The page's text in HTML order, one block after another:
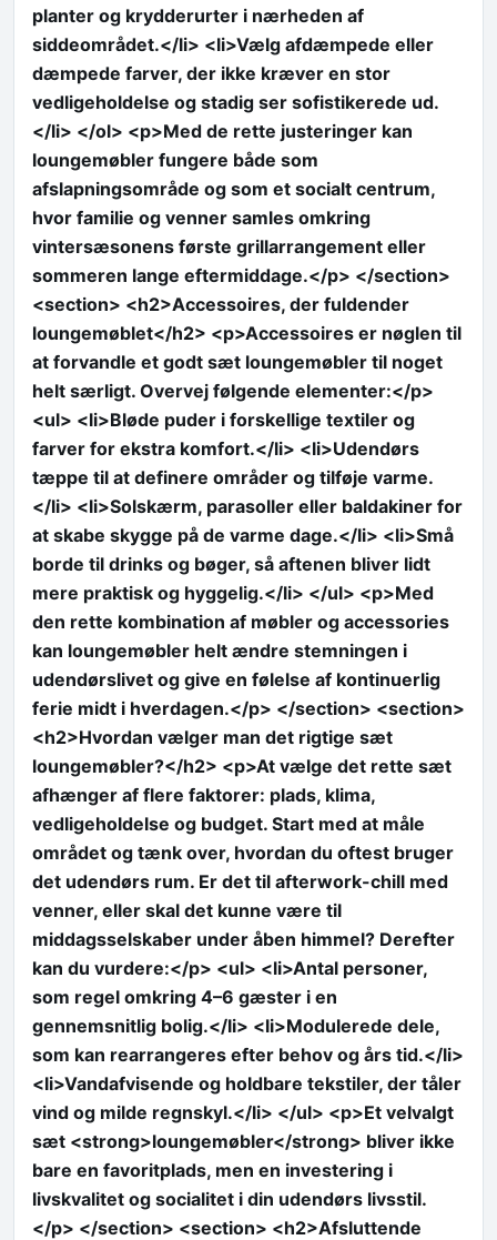
planter og krydderurter i nærheden af
siddeområdet.</li> <li>Vælg afdæmpede eller
dæmpede farver, der ikke kræver en stor
vedligeholdelse og stadig ser sofistikerede ud.
</li> </ol> <p>Med de rette justeringer kan
loungemøbler fungere både som
afslapningsområde og som et socialt centrum,
hvor familie og venner samles omkring
vintersæsonens første grillarrangement eller
sommeren lange eftermiddage.</p> </section>
<section> <h2>Accessoires, der fuldender
loungemøblet</h2> <p>Accessoires er nøglen til
at forvandle et godt sæt loungemøbler til noget
helt særligt. Overvej følgende elementer:</p>
<ul> <li>Bløde puder i forskellige textiler og
farver for ekstra komfort.</li> <li>Udendørs
tæppe til at definere områder og tilføje varme.
</li> <li>Solskærm, parasoller eller baldakiner for
at skabe skygge på de varme dage.</li> <li>Små
borde til drinks og bøger, så aftenen bliver lidt
mere praktisk og hyggelig.</li> </ul> <p>Med
den rette kombination af møbler og accessories
kan loungemøbler helt ændre stemningen i
udendørslivet og give en følelse af kontinuerlig
ferie midt i hverdagen.</p> </section> <section>
<h2>Hvordan vælger man det rigtige sæt
loungemøbler?</h2> <p>At vælge det rette sæt
afhænger af flere faktorer: plads, klima,
vedligeholdelse og budget. Start med at måle
området og tænk over, hvordan du oftest bruger
det udendørs rum. Er det til afterwork-chill med
venner, eller skal det kunne være til
middagsselskaber under åben himmel? Derefter
kan du vurdere:</p> <ul> <li>Antal personer,
som regel omkring 4–6 gæster i en
gennemsnitlig bolig.</li> <li>Modulerede dele,
som kan rearrangeres efter behov og års tid.</li>
<li>Vandafvisende og holdbare tekstiler, der tåler
vind og milde regnskyl.</li> </ul> <p>Et velvalgt
sæt <strong>loungemøbler</strong> bliver ikke
bare en favoritplads, men en investering i
livskvalitet og socialitet i din udendørs livsstil.
</p> </section> <section> <h2>Afsluttende